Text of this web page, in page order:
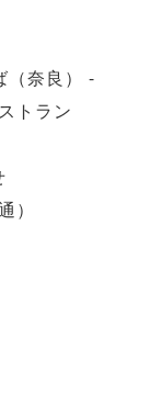
奈良） -
トラン
）